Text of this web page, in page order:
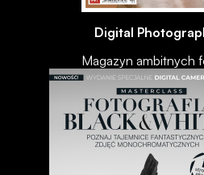
Digital
Magazyn ambitnych